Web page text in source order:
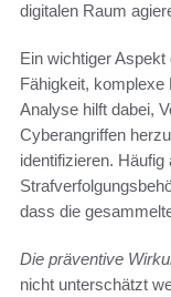
digitalen Raum
Ein wichtiger
Fähigkeit,
Analyse hilft dabei,
Cyberangriffen
identifizieren.
dass die
Die präventive
nicht unterschätzt